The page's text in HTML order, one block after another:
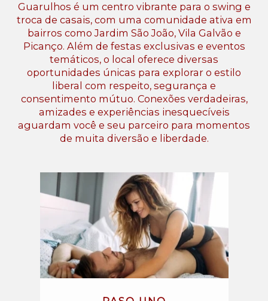
Guarulhos é um centro vibrante para o swing e
troca de casais, com uma comunidade ativa em
bairros como Jardim São João, Vila Galvão e
Picanço. Além de festas exclusivas e eventos
temáticos, o local oferece diversas
oportunidades únicas para explorar o estilo
liberal com respeito, segurança e
consentimento mútuo. Conexões verdadeiras,
amizades e experiências inesquecíveis
aguardam você e seu parceiro para momentos
de muita diversão e liberdade.